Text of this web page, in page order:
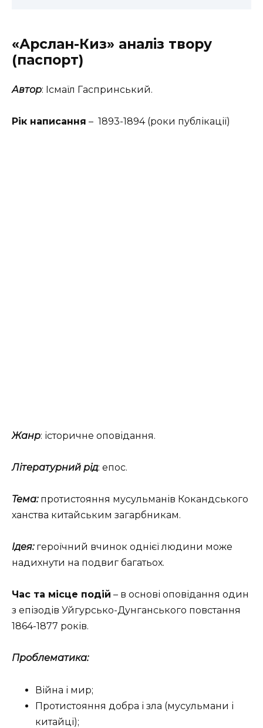
«Арслан-Киз» аналіз твору
(паспорт)
Автор: Ісмаїл Гаспринський.
Рік написання – 1893-1894 (роки публікації)
Жанр: історичне оповідання.
Літературний рід: епос.
Тема: протистояння мусульманів Кокандського
ханства китайським загарбникам.
Ідея: героїчний вчинок однієї людини може
надихнути на подвиг багатьох.
Час та місце подій – в основі оповідання один
з епізодів Уйгурсько-Дунганського повстання
1864-1877 років.
Проблематика:
Війна і мир;
Протистояння добра і зла (мусульмани і
китайці);